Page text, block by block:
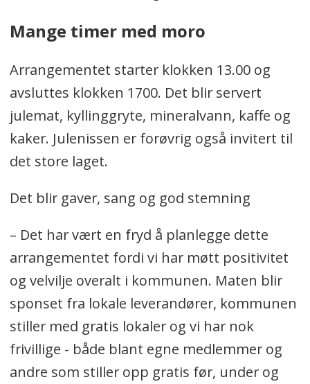
Mange timer med moro
Arrangementet starter klokken 13.00 og
avsluttes klokken 1700. Det blir servert
julemat, kyllinggryte, mineralvann, kaffe og
kaker. Julenissen er forøvrig også invitert til
det store laget.
Det blir gaver, sang og god stemning
– Det har vært en fryd å planlegge dette
arrangementet fordi vi har møtt positivitet
og velvilje overalt i kommunen. Maten blir
sponset fra lokale leverandører, kommunen
stiller med gratis lokaler og vi har nok
frivillige - både blant egne medlemmer og
andre som stiller opp gratis før, under og